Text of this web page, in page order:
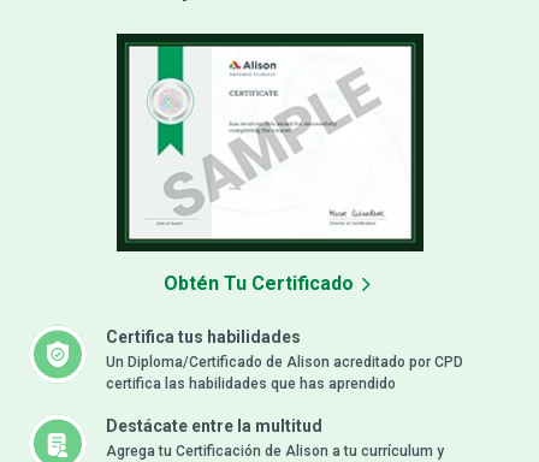
Certifica tus habilidades
Un Diploma/Certificado de Alison acreditado por CPD
certifica las habilidades que has aprendido
Destácate entre la multitud
Agrega tu Certificación de Alison a tu currículum y
Obtén Tu Certificado